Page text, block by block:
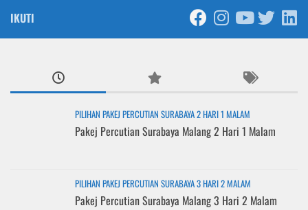
IKUTI
PILIHAN PAKEJ PERCUTIAN SURABAYA 2 HARI 1 MALAM
Pakej Percutian Surabaya Malang 2 Hari 1 Malam
PILIHAN PAKEJ PERCUTIAN SURABAYA 3 HARI 2 MALAM
Pakej Percutian Surabaya Malang 3 Hari 2 Malam